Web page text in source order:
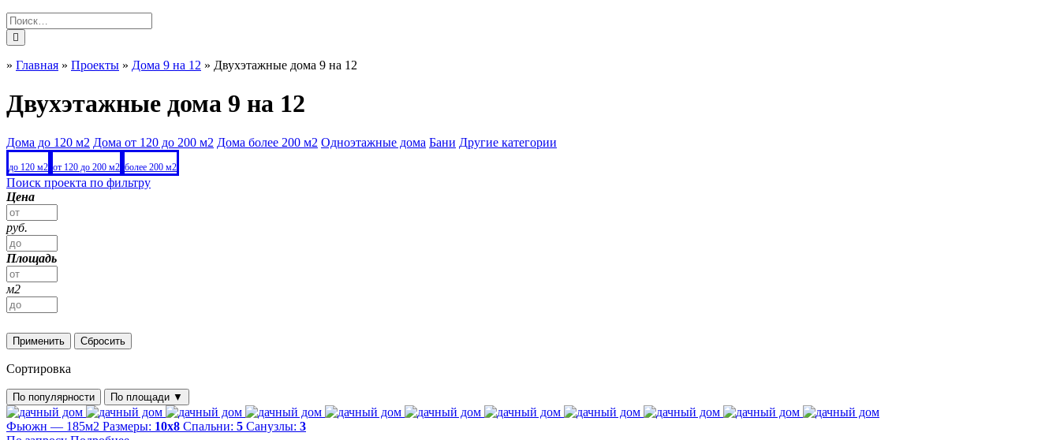
» Главная » Проекты » Дома 9 на 12 » Двухэтажные дома 9 на 12
Двухэтажные дома 9 на 12
Дома до 120 м2 Дома от 120 до 200 м2 Дома более 200 м2 Одноэтажные дома Бани Другие категории
до 120 м2 от 120 до 200 м2 более 200 м2
Поиск проекта по фильтру
Цена
руб.
Площадь
м2
Применить Сбросить
Сортировка
По популярности По площади ▼
Фьюжн — 185м2 Размеры: 10х8 Спальни: 5 Санузлы: 3